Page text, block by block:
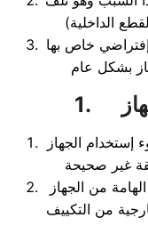
إفتراضي خاص بها
1.
إستخدام الجهاز
غير صحيحة
من الجهاز
من التكييف